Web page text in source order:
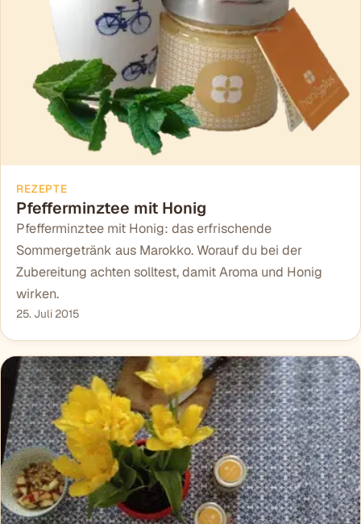
REZEPTE
Pfefferminztee mit Honig
Pfefferminztee mit Honig: das erfrischende
Sommergetränk aus Marokko. Worauf du bei der
Zubereitung achten solltest, damit Aroma und Honig
wirken.
25. Juli 2015